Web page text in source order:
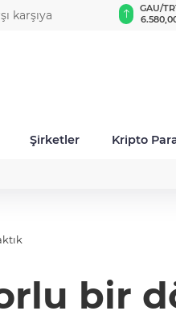
dolara çıktı
BIST
Şirketler Kripto
bir